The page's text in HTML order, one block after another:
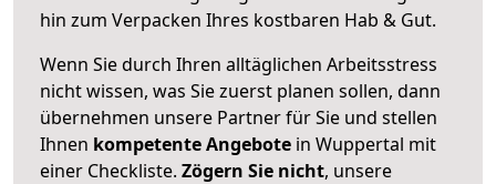
hin zum Verpacken Ihres kostbaren Hab & Gut.
Wenn Sie durch Ihren alltäglichen Arbeitsstress
nicht wissen, was Sie zuerst planen sollen, dann
übernehmen unsere Partner für Sie und stellen
Ihnen kompetente Angebote in Wuppertal mit
einer Checkliste. Zögern Sie nicht, unsere